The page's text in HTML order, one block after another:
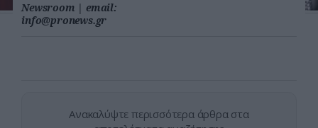
Newsroom | email:
info@pronews.gr
Ανακαλύψτε περισσότερα άρθρα στα